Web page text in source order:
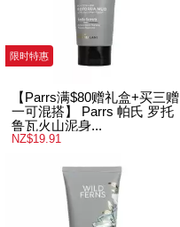
限时特惠
【Parrs满$80赠礼盒+买三赠
一可混搭】 Parrs 帕氏 罗托
鲁瓦火山泥身...
NZ$19.91